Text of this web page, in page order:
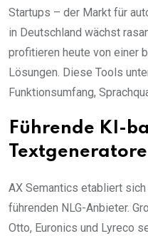
Startups – der Markt für
in Deutschland wächst
profitieren heute von einer
Lösungen. Diese Tools
Funktionsumfang,
Führende KI-
AX Semantics etabliert
führenden NLG-Anbieter.
Otto, Euronics und Lyreco